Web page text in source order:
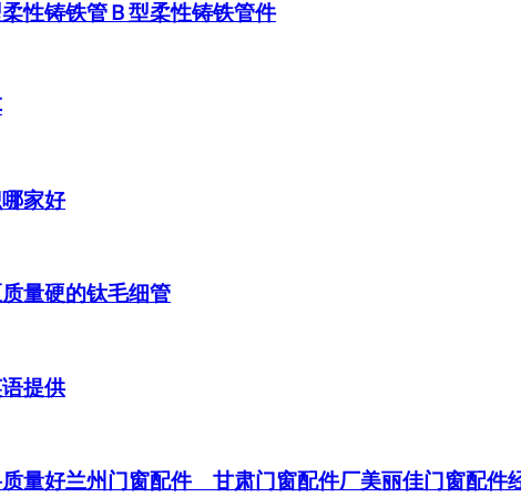
性铸铁管Ｂ型柔性铸铁管件
家好
量硬的钛毛细管
提供
量好兰州门窗配件 甘肃门窗配件厂美丽佳门窗配件